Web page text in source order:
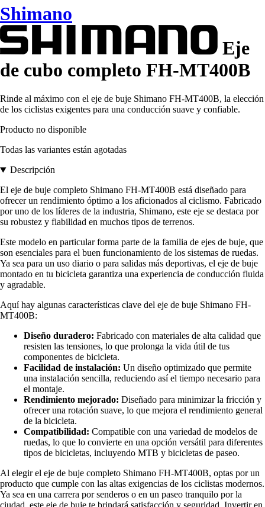
Shimano
Eje
de cubo completo FH-MT400B
Rinde al máximo con el eje de buje Shimano FH-MT400B, la elección
de los ciclistas exigentes para una conducción suave y confiable.
Producto no disponible
Todas las variantes están agotadas
Descripción
El eje de buje completo Shimano FH-MT400B está diseñado para
ofrecer un rendimiento óptimo a los aficionados al ciclismo. Fabricado
por uno de los líderes de la industria, Shimano, este eje se destaca por
su robustez y fiabilidad en muchos tipos de terrenos.
Este modelo en particular forma parte de la familia de ejes de buje, que
son esenciales para el buen funcionamiento de los sistemas de ruedas.
Ya sea para un uso diario o para salidas más deportivas, el eje de buje
montado en tu bicicleta garantiza una experiencia de conducción fluida
y agradable.
Aquí hay algunas características clave del eje de buje Shimano FH-
MT400B:
Diseño duradero: Fabricado con materiales de alta calidad que
resisten las tensiones, lo que prolonga la vida útil de tus
componentes de bicicleta.
Facilidad de instalación: Un diseño optimizado que permite
una instalación sencilla, reduciendo así el tiempo necesario para
el montaje.
Rendimiento mejorado: Diseñado para minimizar la fricción y
ofrecer una rotación suave, lo que mejora el rendimiento general
de la bicicleta.
Compatibilidad: Compatible con una variedad de modelos de
ruedas, lo que lo convierte en una opción versátil para diferentes
tipos de bicicletas, incluyendo MTB y bicicletas de paseo.
Al elegir el eje de buje completo Shimano FH-MT400B, optas por un
producto que cumple con las altas exigencias de los ciclistas modernos.
Ya sea en una carrera por senderos o en un paseo tranquilo por la